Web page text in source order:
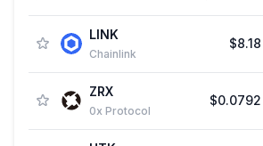
LINK
Chainlink
$8.18
ZRX
0x Protocol
$0.0792